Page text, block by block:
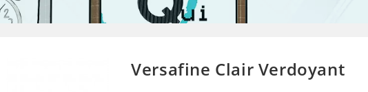
Versafine Clair Verdoyant